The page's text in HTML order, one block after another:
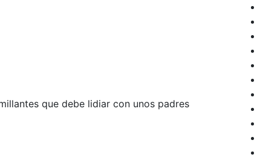
que debe lidiar con unos padres